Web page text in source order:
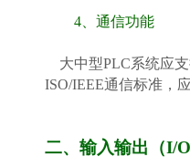
4、通信功能
大中型PLC系统应
ISO/IEEE通信标准，
二、输入输出（I/